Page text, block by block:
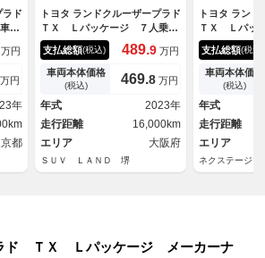
ラド
車
囲
ー
タ
チ
シ
万円
万円
年
都
トヨタ ランドクルーザープラド
ＴＸ Ｌパッケージ ７人乗
り サンルーフ モデリスタエ
アロ 寒冷地仕様 セーフティ
センス レーダークルーズ 禁
煙車 レザーシート 前席シー
トエアコン コーナーセンサ
ー スマートキー ＬＥＤヘッ
ド ルーフレール
支払総額(税込) 489.9 万円
車両本体価格
(税込) 469.8 万円
年式
2023年
走行距離
16,000km
エリア
大阪府
ＳＵＶ ＬＡＮＤ 堺
トヨタ ラン
ＴＸ Ｌパッ
ラックエデ
サンルーフ
囲カメラ 衝
レーダーク
ト シートエ
コ コーナー
トキー ＬＥ
２．０ １７
支払総額(税込)
車両本体価格
(税込)
年式
走行距離
エリア
ネクステージ
ド ＴＸ Ｌパッケージ メーカーナ